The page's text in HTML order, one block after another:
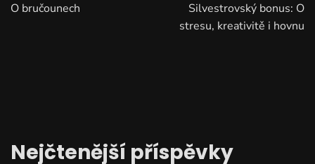
O bručounech
Silvestrovský bonus: O
stresu, kreativitě i hovnu
Nejčtenější příspěvky